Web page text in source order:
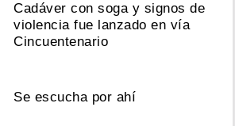
Cadáver con soga y signos de
violencia fue lanzado en vía
Cincuentenario
Se escucha por ahí